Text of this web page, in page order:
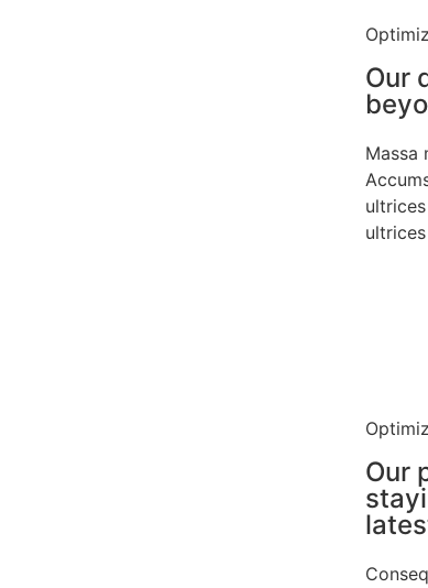
Our
Massa
Our